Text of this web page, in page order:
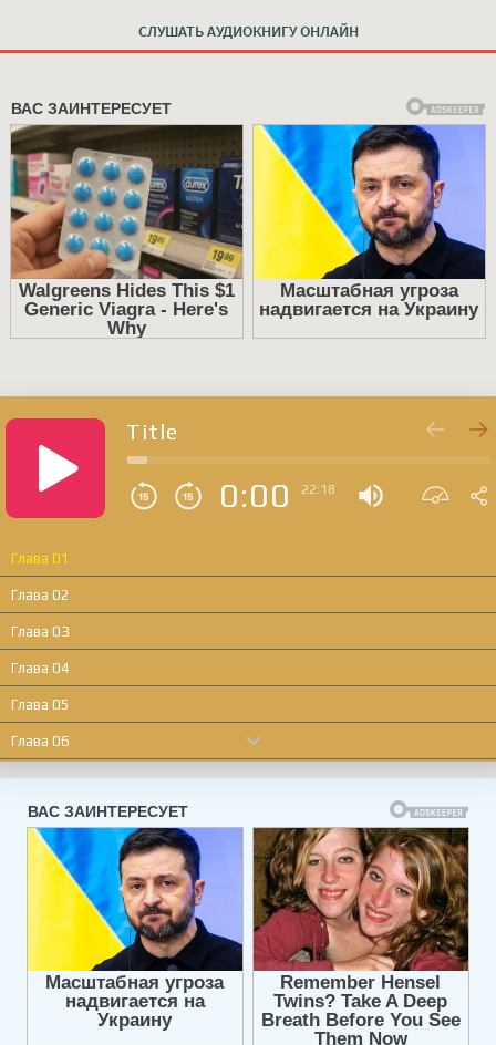
СЛУШАТЬ АУДИОКНИГУ ОНЛАЙН
Title
0:00 22:18
Глава 01
Глава 02
Глава 03
Глава 04
Глава 05
Глава 06
Глава 07
Глава 08
Глава 09
Глава 10
Глава 11
Глава 13